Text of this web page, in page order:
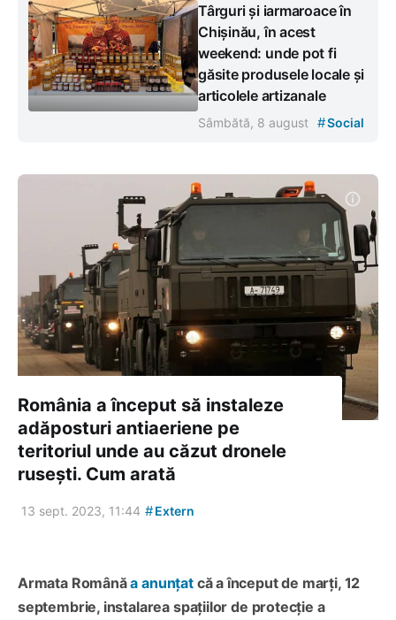
Târguri și iarmaroace în
Chișinău, în acest
weekend: unde pot fi
găsite produsele locale și
articolele artizanale
Sâmbătă, 8 august #Social
România a început să instaleze
adăposturi antiaeriene pe
teritoriul unde au căzut dronele
rusești. Cum arată
13 sept. 2023, 11:44 #Extern
Armata Românăa anunțatcă a început de marți, 12
septembrie, instalarea spaţiilor de protecţie a